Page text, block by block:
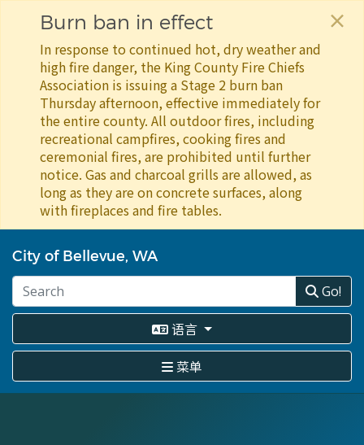
转
到
要
容
Burn ban in effect
In response to continued hot, dry weather and
high fire danger, the King County Fire Chiefs
Association is issuing a Stage 2 burn ban
Thursday afternoon, effective immediately for
the entire county. All outdoor fires, including
recreational campfires, cooking fires and
ceremonial fires, are prohibited until further
notice. Gas and charcoal grills are allowed, as
long as they are on concrete surfaces, along
with fireplaces and fire tables.
×
City of Bellevue, WA
Go!
语言
菜单